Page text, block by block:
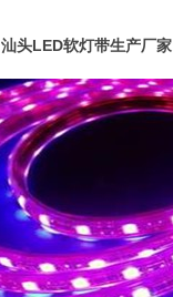
汕头LED软灯带生产厂家